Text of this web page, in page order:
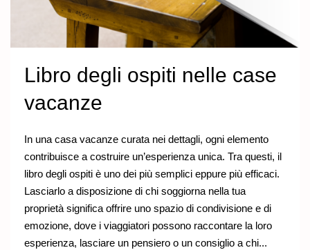
Libro degli ospiti nelle case
vacanze
In una casa vacanze curata nei dettagli, ogni elemento
contribuisce a costruire un’esperienza unica. Tra questi, il
libro degli ospiti è uno dei più semplici eppure più efficaci.
Lasciarlo a disposizione di chi soggiorna nella tua
proprietà significa offrire uno spazio di condivisione e di
emozione, dove i viaggiatori possono raccontare la loro
esperienza, lasciare un pensiero o un consiglio a chi...